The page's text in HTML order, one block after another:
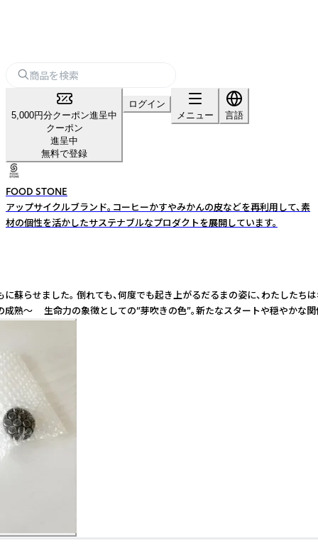
5,000円分クーポン進呈中
クーポン
進呈中
無料で登録
ログイン
メニュー
言語
FOOD STONE
アップサイクルブランド。コーヒーかすやみかんの皮などを再利用して、素
材の個性を活かしたサステナブルなプロダクトを展開しています。
に蘇らせました。 倒れても、何度でも起き上がるだるまの姿に、
～ 生命力の象徴としての“芽吹きの色”。新たなスタートや穏やか